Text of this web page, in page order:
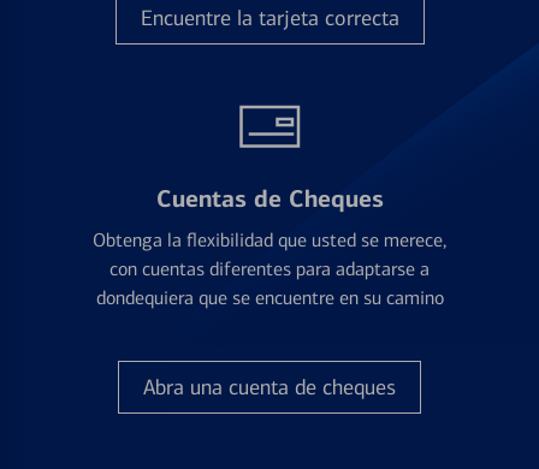
Encuentre la tarjeta correcta
Cuentas de Cheques
Obtenga la flexibilidad que usted se merece,
con cuentas diferentes para adaptarse a
dondequiera que se encuentre en su camino
Abra una cuenta de cheques